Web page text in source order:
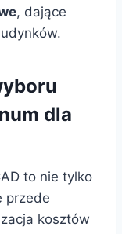
, dające
dla
to nie tylko
przede
kosztów